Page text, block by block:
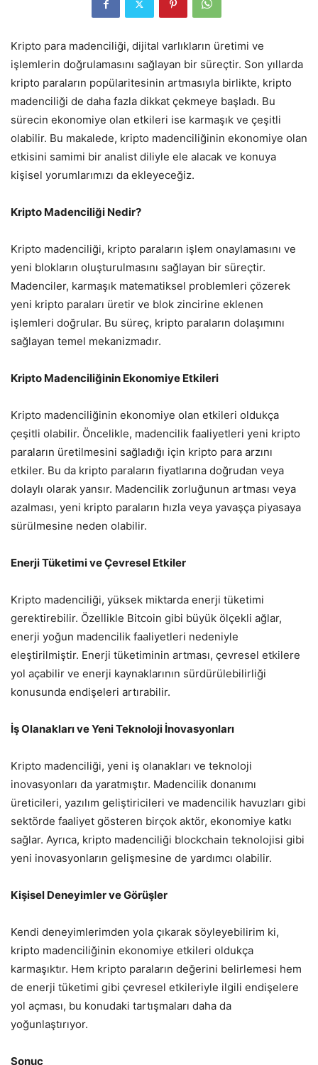
Kripto para madenciliği, dijital varlıkların üretimi ve
işlemlerin doğrulamasını sağlayan bir süreçtir. Son yıllarda
kripto paraların popülaritesinin artmasıyla birlikte, kripto
madenciliği de daha fazla dikkat çekmeye başladı. Bu
sürecin ekonomiye olan etkileri ise karmaşık ve çeşitli
olabilir. Bu makalede, kripto madenciliğinin ekonomiye olan
etkisini samimi bir analist diliyle ele alacak ve konuya
kişisel yorumlarımızı da ekleyeceğiz.
Kripto Madenciliği Nedir?
Kripto madenciliği, kripto paraların işlem onaylamasını ve
yeni blokların oluşturulmasını sağlayan bir süreçtir.
Madenciler, karmaşık matematiksel problemleri çözerek
yeni kripto paraları üretir ve blok zincirine eklenen
işlemleri doğrular. Bu süreç, kripto paraların dolaşımını
sağlayan temel mekanizmadır.
Kripto Madenciliğinin Ekonomiye Etkileri
Kripto madenciliğinin ekonomiye olan etkileri oldukça
çeşitli olabilir. Öncelikle, madencilik faaliyetleri yeni kripto
paraların üretilmesini sağladığı için kripto para arzını
etkiler. Bu da kripto paraların fiyatlarına doğrudan veya
dolaylı olarak yansır. Madencilik zorluğunun artması veya
azalması, yeni kripto paraların hızla veya yavaşça piyasaya
sürülmesine neden olabilir.
Enerji Tüketimi ve Çevresel Etkiler
Kripto madenciliği, yüksek miktarda enerji tüketimi
gerektirebilir. Özellikle Bitcoin gibi büyük ölçekli ağlar,
enerji yoğun madencilik faaliyetleri nedeniyle
eleştirilmiştir. Enerji tüketiminin artması, çevresel etkilere
yol açabilir ve enerji kaynaklarının sürdürülebilirliği
konusunda endişeleri artırabilir.
İş Olanakları ve Yeni Teknoloji İnovasyonları
Kripto madenciliği, yeni iş olanakları ve teknoloji
inovasyonları da yaratmıştır. Madencilik donanımı
üreticileri, yazılım geliştiricileri ve madencilik havuzları gibi
sektörde faaliyet gösteren birçok aktör, ekonomiye katkı
sağlar. Ayrıca, kripto madenciliği blockchain teknolojisi gibi
yeni inovasyonların gelişmesine de yardımcı olabilir.
Kişisel Deneyimler ve Görüşler
Kendi deneyimlerimden yola çıkarak söyleyebilirim ki,
kripto madenciliğinin ekonomiye etkileri oldukça
karmaşıktır. Hem kripto paraların değerini belirlemesi hem
de enerji tüketimi gibi çevresel etkileriyle ilgili endişelere
yol açması, bu konudaki tartışmaları daha da
yoğunlaştırıyor.
Sonuç